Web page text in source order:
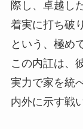
際し、卓越し
着実に打ち破
という、極め
この内訌は、
実力で家を統
内外に示す戦